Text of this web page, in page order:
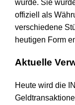
wurde. Sie
offiziell als
verschiedene
heutigen Form
Aktuelle
Heute wird die